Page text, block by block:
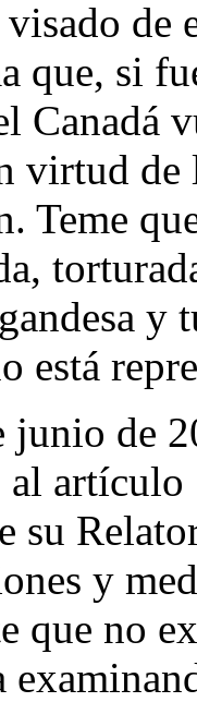
de
que, si
Canadá
virtud
Teme
y
está
junio de
al
su
y
que no